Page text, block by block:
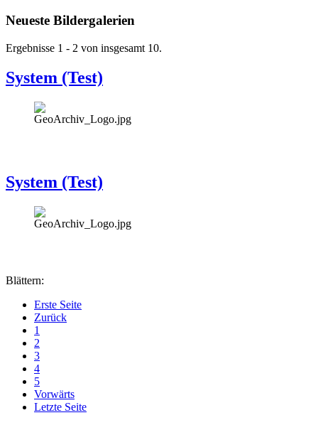
Neueste Bildergalerien
Ergebnisse 1 - 2 von insgesamt 10.
System (Test)
System (Test)
Blättern:
Erste Seite
Zurück
1
2
3
4
5
Vorwärts
Letzte Seite